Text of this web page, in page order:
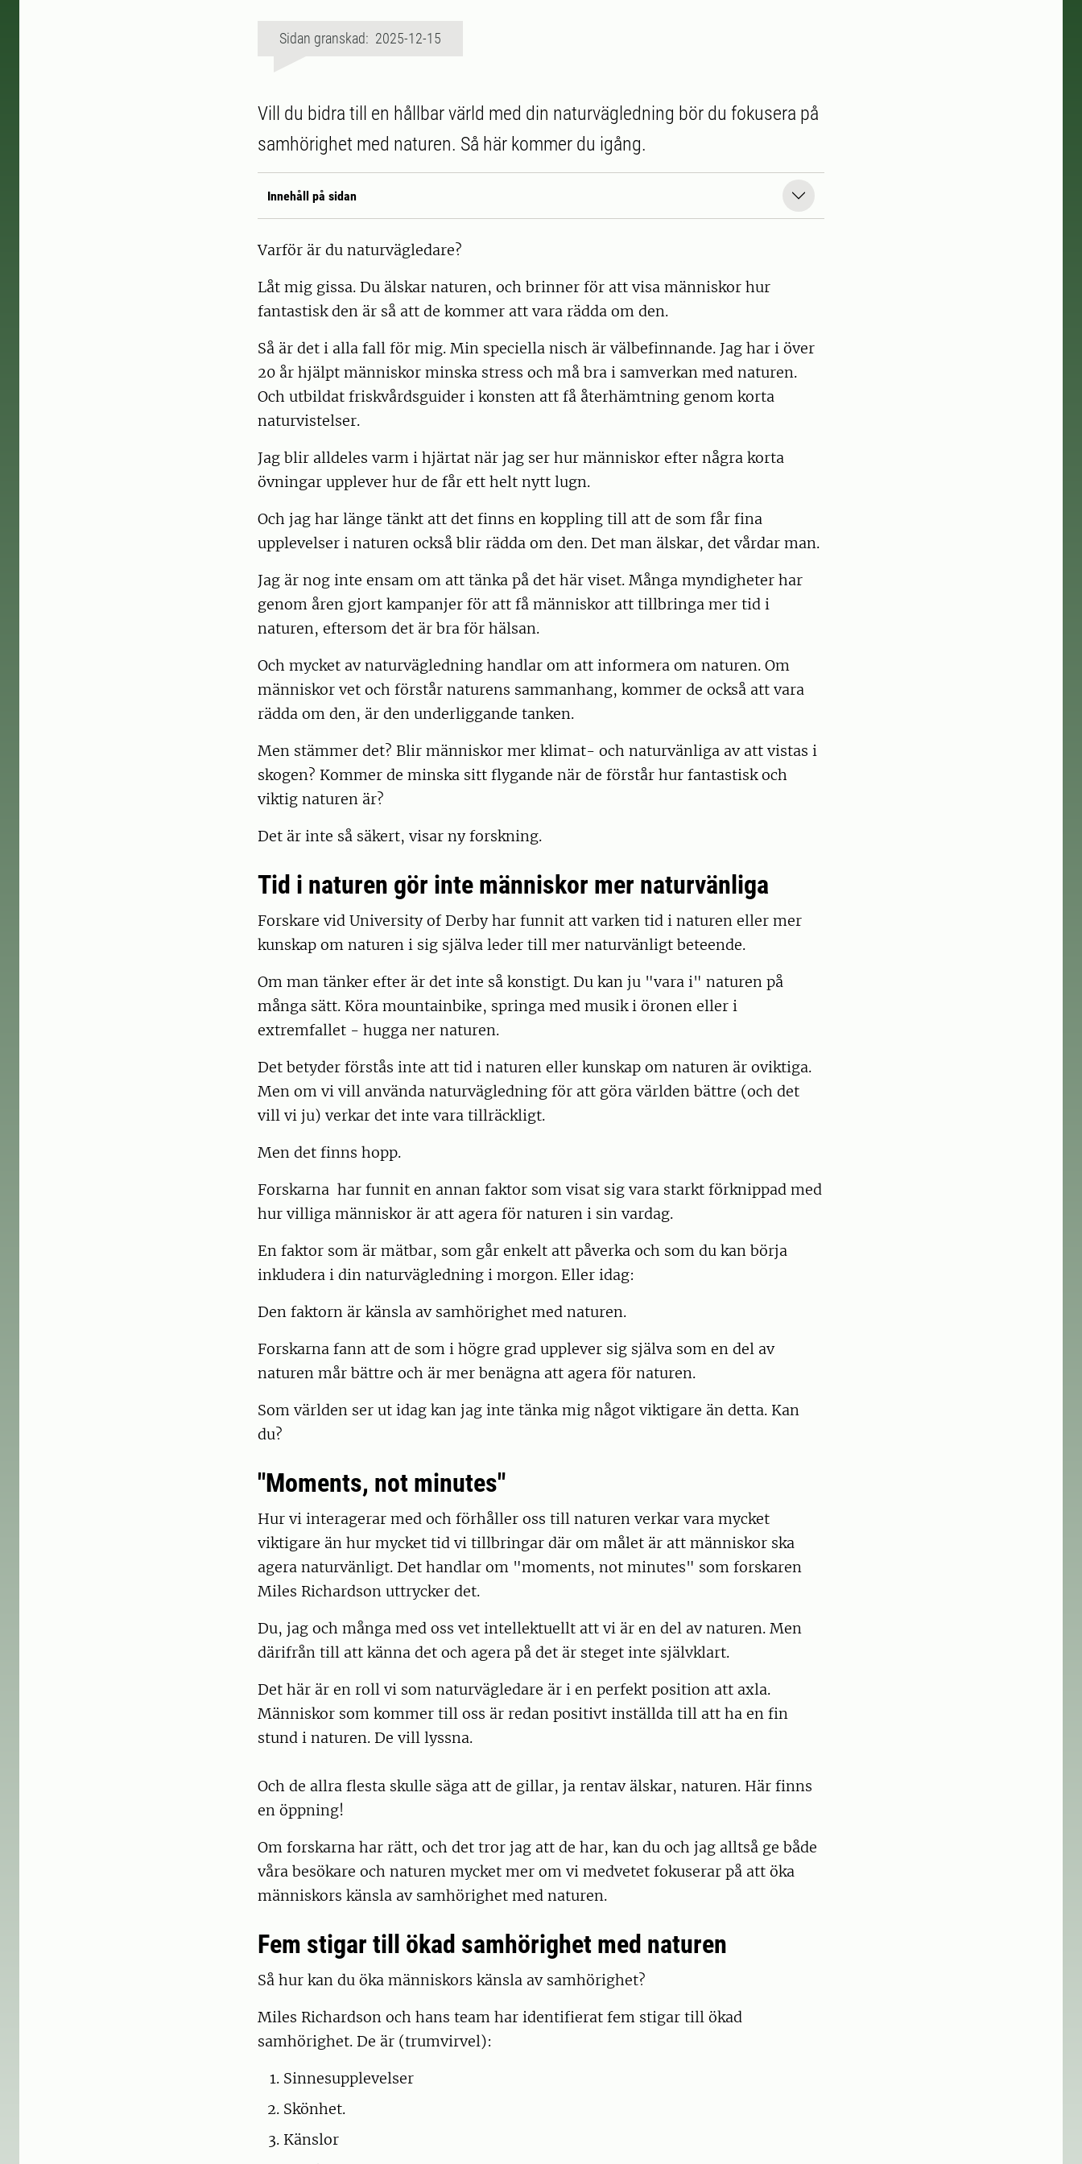
Sidan granskad: 2025-12-15
Vill du bidra till en hållbar värld med din naturvägledning bör du fokusera på
samhörighet med naturen. Så här kommer du igång.
Innehåll på sidan
Varför är du naturvägledare?
Låt mig gissa. Du älskar naturen, och brinner för att visa människor hur
fantastisk den är så att de kommer att vara rädda om den.
Så är det i alla fall för mig. Min speciella nisch är välbefinnande. Jag har i över
20 år hjälpt människor minska stress och må bra i samverkan med naturen.
Och utbildat friskvårdsguider i konsten att få återhämtning genom korta
naturvistelser.
Jag blir alldeles varm i hjärtat när jag ser hur människor efter några korta
övningar upplever hur de får ett helt nytt lugn.
Och jag har länge tänkt att det finns en koppling till att de som får fina
upplevelser i naturen också blir rädda om den. Det man älskar, det vårdar man.
Jag är nog inte ensam om att tänka på det här viset. Många myndigheter har
genom åren gjort kampanjer för att få människor att tillbringa mer tid i
naturen, eftersom det är bra för hälsan.
Och mycket av naturvägledning handlar om att informera om naturen. Om
människor vet och förstår naturens sammanhang, kommer de också att vara
rädda om den, är den underliggande tanken.
Men stämmer det? Blir människor mer klimat- och naturvänliga av att vistas i
skogen? Kommer de minska sitt flygande när de förstår hur fantastisk och
viktig naturen är?
Det är inte så säkert, visar ny forskning.
Tid i naturen gör inte människor mer naturvänliga
Forskare vid University of Derby har funnit att varken tid i naturen eller mer
kunskap om naturen i sig själva leder till mer naturvänligt beteende.
Om man tänker efter är det inte så konstigt. Du kan ju "vara i" naturen på
många sätt. Köra mountainbike, springa med musik i öronen eller i
extremfallet - hugga ner naturen.
Det betyder förstås inte att tid i naturen eller kunskap om naturen är oviktiga.
Men om vi vill använda naturvägledning för att göra världen bättre (och det
vill vi ju) verkar det inte vara tillräckligt.
Men det finns hopp.
Forskarna har funnit en annan faktor som visat sig vara starkt förknippad med
hur villiga människor är att agera för naturen i sin vardag.
En faktor som är mätbar, som går enkelt att påverka och som du kan börja
inkludera i din naturvägledning i morgon. Eller idag:
Den faktorn är känsla av samhörighet med naturen.
Forskarna fann att de som i högre grad upplever sig själva som en del av
naturen mår bättre och är mer benägna att agera för naturen.
Som världen ser ut idag kan jag inte tänka mig något viktigare än detta. Kan
du?
"Moments, not minutes"
Hur vi interagerar med och förhåller oss till naturen verkar vara mycket
viktigare än hur mycket tid vi tillbringar där om målet är att människor ska
agera naturvänligt. Det handlar om "moments, not minutes" som forskaren
Miles Richardson uttrycker det.
Du, jag och många med oss vet intellektuellt att vi är en del av naturen. Men
därifrån till att känna det och agera på det är steget inte självklart.
Det här är en roll vi som naturvägledare är i en perfekt position att axla.
Människor som kommer till oss är redan positivt inställda till att ha en fin
stund i naturen. De vill lyssna.
Och de allra flesta skulle säga att de gillar, ja rentav älskar, naturen. Här finns
en öppning!
Om forskarna har rätt, och det tror jag att de har, kan du och jag alltså ge både
våra besökare och naturen mycket mer om vi medvetet fokuserar på att öka
människors känsla av samhörighet med naturen.
Fem stigar till ökad samhörighet med naturen
Så hur kan du öka människors känsla av samhörighet?
Miles Richardson och hans team har identifierat fem stigar till ökad
samhörighet. De är (trumvirvel):
Sinnesupplevelser
Skönhet.
Känslor